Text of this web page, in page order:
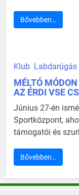
Bővebben…
Klub Labdarúgás
MÉLTÓ
AZ ÉRDI VSE
Június 27-én
Sportközpont,
támogatói és
Bővebben…